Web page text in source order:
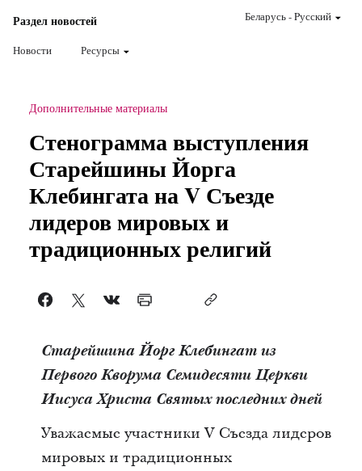
Раздел новостей
Новости Ресурсы
Беларусь-Pусский
Дополнительные материалы
Стенограмма выступления
Старейшины Йорга
Клебингата на V Съезде
лидеров мировых и
традиционных религий
Старейшина Йорг Клебингат из
Первого Кворума Семидесяти Церкви
Иисуса Христа Святых последних дней
Уважаемые участники V Съезда лидеров
мировых и традиционных